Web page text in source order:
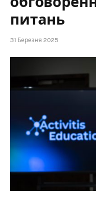
питань
31 Березня 2025